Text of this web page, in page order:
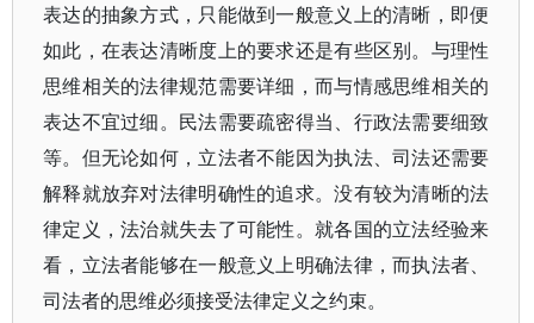
表达的抽象方式，只能做到一般意义上的清晰，即便
如此，在表达清晰度上的要求还是有些区别。与理性
思维相关的法律规范需要详细，而与情感思维相关的
表达不宜过细。民法需要疏密得当、行政法需要细致
等。但无论如何，立法者不能因为执法、司法还需要
解释就放弃对法律明确性的追求。没有较为清晰的法
律定义，法治就失去了可能性。就各国的立法经验来
看，立法者能够在一般意义上明确法律，而执法者、
司法者的思维必须接受法律定义之约束。